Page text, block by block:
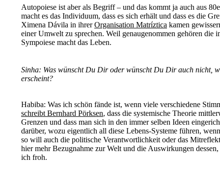
Autopoiese ist aber als Begriff – und das kommt ja auch aus
macht es das Individuum, dass es sich erhält und dass es die
Ximena Dávila in ihrerOrganisation Matríztica kamen
einer Umwelt zu sprechen. Weil genaugenommen gehören die
Sympoiese macht das Leben.
Sinha: Was wünscht Du Dir oder wünscht Du Dir auch nicht,
erscheint?
Habiba: Was ich schön fände ist, wenn viele verschiedene
schreibt Bernhard Pörksen, dass die systemische Theorie
Grenzen und dass man sich in den immer selben Ideen
darüber, wozu eigentlich all diese Lebens-Systeme führen,
so will auch die politische Verantwortlichkeit oder das
hier mehr Bezugnahme zur Welt und die Auswirkungen
ich froh.